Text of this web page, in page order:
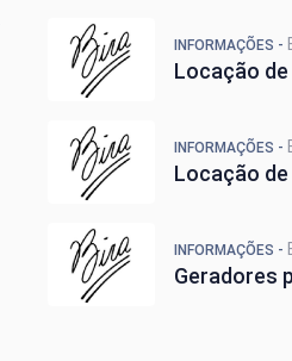
Geradores
Locação de Gerador
Gerador para Festa de
Preço de Gerador de Energia
Geradores para Som Luz e
Aluguel de Gerador para
Locação de Gerador para
Alugar Gerador de Energia
Gerador para Shows
Gerador de Energia para
INFORMAÇÕES -
Locação
INFORMAÇÕES -
Locação
INFORMAÇÕES -
Geradores